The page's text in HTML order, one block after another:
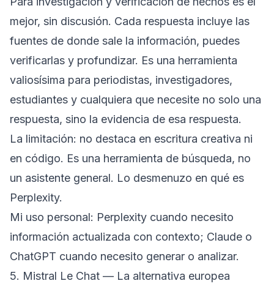
mejor, sin discusión. Cada respuesta incluye las
fuentes de donde sale la información, puedes
verificarlas y profundizar. Es una herramienta
valiosísima para periodistas, investigadores,
estudiantes y cualquiera que necesite no solo una
respuesta, sino la evidencia de esa respuesta.
La limitación: no destaca en escritura creativa ni
en código. Es una herramienta de búsqueda, no
un asistente general. Lo desmenuzo en qué es
Perplexity.
Mi uso personal: Perplexity cuando necesito
información actualizada con contexto; Claude o
ChatGPT cuando necesito generar o analizar.
5. Mistral Le Chat — La alternativa europea